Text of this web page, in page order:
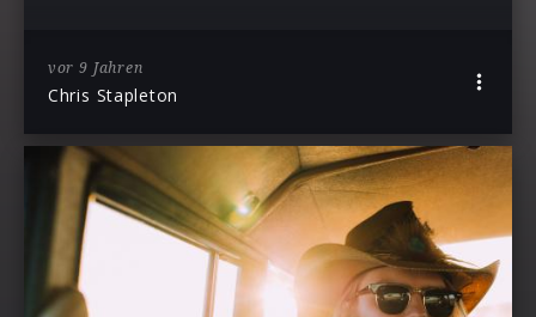
vor 9 Jahren
Chris Stapleton